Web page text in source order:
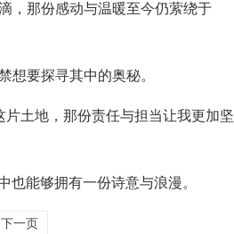
，那份感动与温暖至今仍萦绕于
想要探寻其中的奥秘。
土地，那份责任与担当让我更加坚
能够拥有一份诗意与浪漫。
下一页